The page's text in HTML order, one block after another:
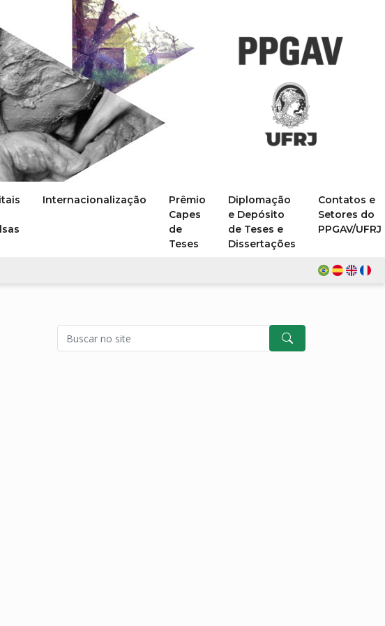
Internacionalização
Prêmio
Capes
de
Teses
Diplomação
e Depósito
de Teses e
Dissertações
Contatos e
Setores do
PPGAV/UFRJ